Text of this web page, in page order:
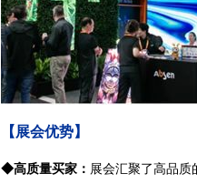
【展会优势】
◆高质量买家： 展会汇聚了高品